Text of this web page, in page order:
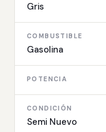
Gris
COMBUSTIBLE
Gasolina
POTENCIA
CONDICIÓN
Semi Nuevo